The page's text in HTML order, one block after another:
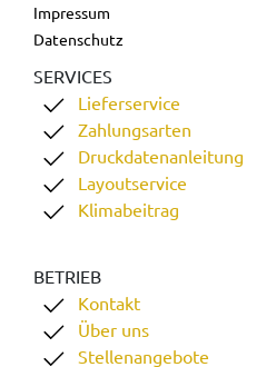
Impressum
Datenschutz
SERVICES
Lieferservice
Zahlungsarten
Druckdatenanleitung
Layoutservice
Klimabeitrag
BETRIEB
Kontakt
Über uns
Stellenangebote